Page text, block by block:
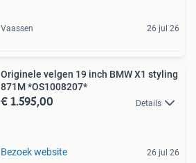
Vaassen 26 jul 26
Originele velgen 19 inch BMW X1 styling
871M *OS1008207*
€ 1.595,00 Details
Bezoek website 26 jul 26